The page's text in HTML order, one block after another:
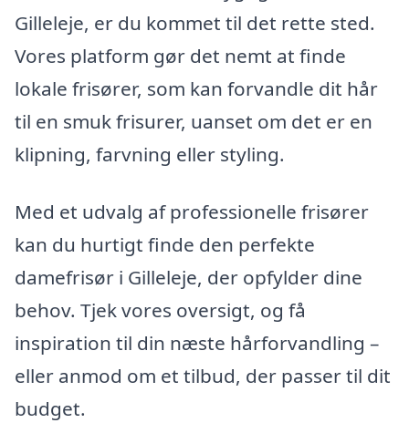
Gilleleje, er du kommet til det rette sted.
Vores platform gør det nemt at finde
lokale frisører, som kan forvandle dit hår
til en smuk frisurer, uanset om det er en
klipning, farvning eller styling.
Med et udvalg af professionelle frisører
kan du hurtigt finde den perfekte
damefrisør i Gilleleje, der opfylder dine
behov. Tjek vores oversigt, og få
inspiration til din næste hårforvandling –
eller anmod om et tilbud, der passer til dit
budget.